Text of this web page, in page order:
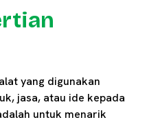
yang digunakan
jasa, atau ide kepada
untuk menarik